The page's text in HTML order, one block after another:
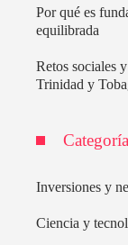
Por qué es
equilibrada
Retos sociales
Trinidad y
Inversiones y
Ciencia y